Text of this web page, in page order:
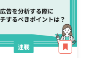
連載